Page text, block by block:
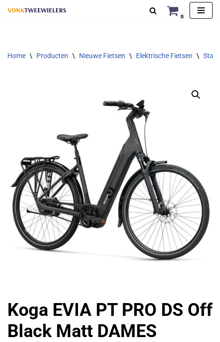
de
0
Home \ Producten \ Nieuwe Fietsen \ Elektrische Fietsen \
Koga EVIA PT PRO DS Off
Black Matt DAMES